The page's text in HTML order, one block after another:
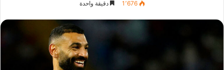
1٬676 دقيقة واحدة